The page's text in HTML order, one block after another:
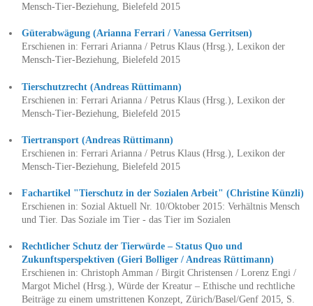
Mensch-Tier-Beziehung, Bielefeld 2015
Güterabwägung (Arianna Ferrari / Vanessa Gerritsen)
Erschienen in: Ferrari Arianna / Petrus Klaus (Hrsg.), Lexikon der
Mensch-Tier-Beziehung, Bielefeld 2015
Tierschutzrecht (Andreas Rüttimann)
Erschienen in: Ferrari Arianna / Petrus Klaus (Hrsg.), Lexikon der
Mensch-Tier-Beziehung, Bielefeld 2015
Tiertransport (Andreas Rüttimann)
Erschienen in: Ferrari Arianna / Petrus Klaus (Hrsg.), Lexikon der
Mensch-Tier-Beziehung, Bielefeld 2015
Fachartikel "Tierschutz in der Sozialen Arbeit" (Christine Künzli)
Erschienen in: Sozial Aktuell Nr. 10/Oktober 2015: Verhältnis Mensch
und Tier. Das Soziale im Tier - das Tier im Sozialen
Rechtlicher Schutz der Tierwürde – Status Quo und
Zukunftsperspektiven (Gieri Bolliger / Andreas Rüttimann)
Erschienen in: Christoph Amman / Birgit Christensen / Lorenz Engi /
Margot Michel (Hrsg.), Würde der Kreatur – Ethische und rechtliche
Beiträge zu einem umstrittenen Konzept, Zürich/Basel/Genf 2015, S.